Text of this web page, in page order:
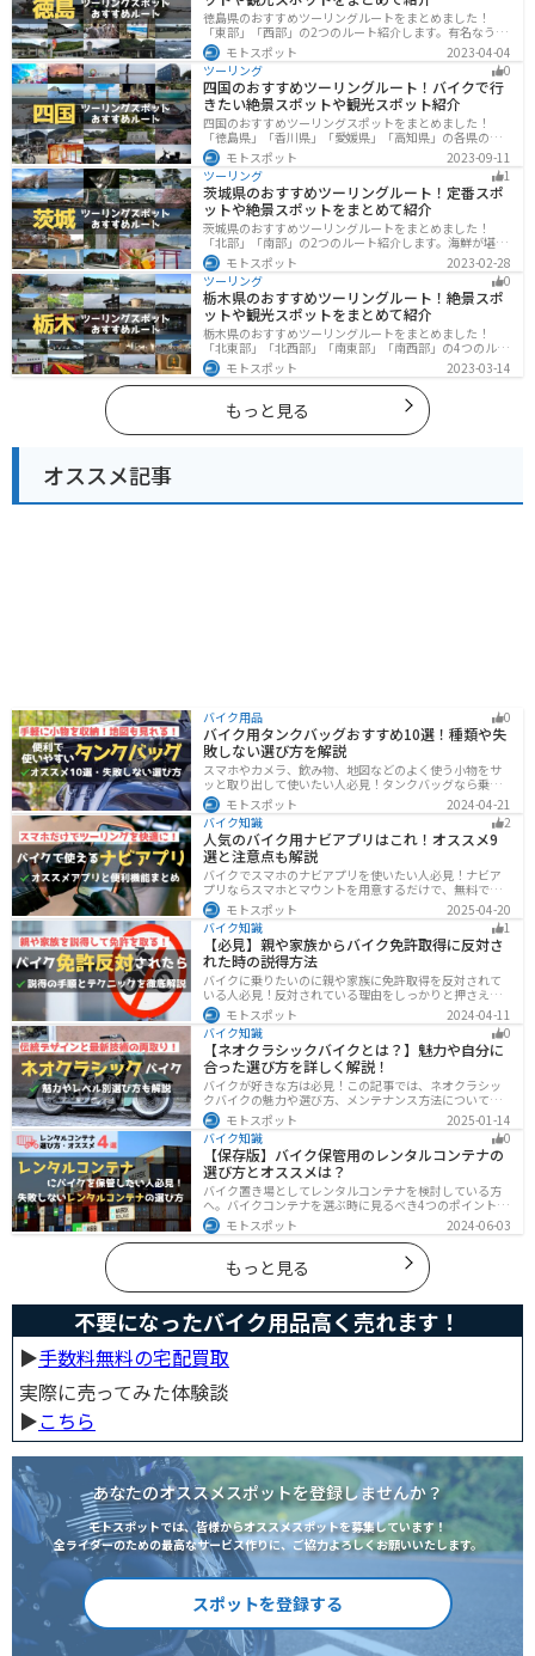
徳島県のおすすめツーリングルートをまとめました！
「東部」「西部」の2つのルート紹介します。有名なうず
しおや山を中心とした自然豊かなスポットが多数ありま
す。バイクで徳島県にツーリングに行く際は参考にして
ください。
モトスポット
2023-04-04
ツーリング
0
四国のおすすめツーリングルート！バイクで行
きたい絶景スポットや観光スポット紹介
四国のおすすめツーリングスポットをまとめました！
「徳島県」「香川県」「愛媛県」「高知県」の各県の観
光地紹介します。自然豊かな山々や湖、温泉地が点在
し、四季折々の景色を楽しめるスポットが多数ありま
す。バイクで四国にツーリングに行く際は参考にしてく
ださい。
モトスポット
2023-09-11
ツーリング
1
茨城県のおすすめツーリングルート！定番スポ
ットや絶景スポットをまとめて紹介
茨城県のおすすめツーリングルートをまとめました！
「北部」「南部」の2つのルート紹介します。海鮮が堪能
できる港や梅の景勝地、自然豊かな山々があるのでツー
リングにもってこいです。バイクで茨城県にツーリング
に行く際は参考にしてください。
モトスポット
2023-02-28
ツーリング
0
栃木県のおすすめツーリングルート！絶景スポ
ットや観光スポットをまとめて紹介
栃木県のおすすめツーリングルートをまとめました！
「北東部」「北西部」「南東部」「南西部」の4つのルー
ト紹介します。日本を代表する神社や広大な山や滝、湖
などを歴史や自然を満喫するツーリングができます。バ
イクで栃木県にツーリングに行く際は参考にしてくださ
モトスポット 2023-03-14
もっと見る
オススメ記事
バイク用品 0
バイク用タンクバッグおすすめ10選！種類や失
敗しない選び方を解説
スマホやカメラ、飲み物、地図などのよく使う小物をサ
ッと取り出して使いたい人必見！タンクバッグなら乗車
中でも簡単に荷物を確認できます。脱着もマグネットや
吸盤でつけるだけで非常に簡単、しっかり固定したい人
はベルトを使うこともできます。
モトスポット
2024-04-21
バイク知識
2
人気のバイク用ナビアプリはこれ！オススメ9
選と注意点も解説
バイクでスマホのナビアプリを使いたい人必見！ナビア
プリならスマホとマウントを用意するだけで、無料です
ぐにナビが利用できます。インカムがあれば音声案内も
聞けるので運転に集中したまま簡単にルートの把握がで
きます。慣れない土地やツーリングなどで活躍すること
間違いなしのオススメナビアプリを紹介します。
モトスポット
2025-04-20
バイク知識
1
【必見】親や家族からバイク免許取得に反対さ
れた時の説得方法
バイクに乗りたいのに親や家族に免許取得を反対されて
いる人必見！反対されている理由をしっかりと押さえて
おけば相手に理解してもらえます。無闇に説得するので
はなく、誠意を持って対応することが大切です。この記
事では理由や説得の手順、テクニックをまとめました。
モトスポット
2024-04-11
バイク知識
0
【ネオクラシックバイクとは？】魅力や自分に
合った選び方を詳しく解説！
バイクが好きな方は必見！この記事では、ネオクラシッ
クバイクの魅力や選び方、メンテナンス方法について解
説しています。実はネオクラシックバイクは、見た目と
機能性の両方を求める人に最適なです。この記事を読め
ば、ネオクラシックバイクの魅力が理解できます。
モトスポット
2025-01-14
バイク知識
0
【保存版】バイク保管用のレンタルコンテナの
選び方とオススメは？
バイク置き場としてレンタルコンテナを検討している方
へ。バイクコンテナを選ぶ時に見るべき4つのポイントと
オススメのレンタルコンテナ会社を徹底解説。これさえ
読めば自分に最適なレンタルコンテナを見つけることが
できます。
モトスポット 2024-06-03
もっと見る
不要になったバイク用品高く売れます！
▶︎手数料無料の宅配買取
実際に売ってみた体験談
▶︎こちら
あなたのオススメスポットを登録しませんか？
モトスポットでは、皆様からオススメスポットを募集しています！
全ライダーのための最高なサービス作りに、ご協力よろしくお願いいたします。
スポットを登録する